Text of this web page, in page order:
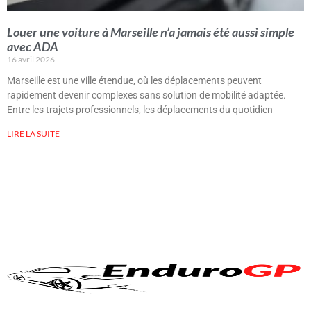
Louer une voiture à Marseille n’a jamais été aussi simple
avec ADA
16 avril 2026
Marseille est une ville étendue, où les déplacements peuvent
rapidement devenir complexes sans solution de mobilité adaptée.
Entre les trajets professionnels, les déplacements du quotidien
LIRE LA SUITE